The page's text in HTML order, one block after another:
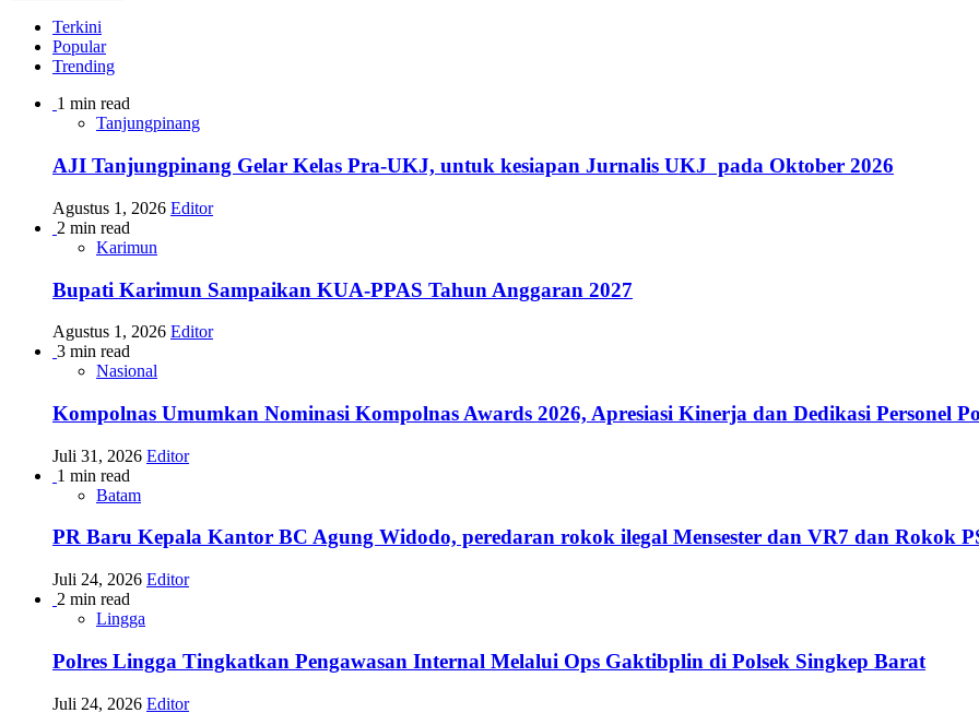
Terkini
Popular
Trending
1 min read
Tanjungpinang
AJI Tanjungpinang Gelar Kelas Pra-UKJ, untuk kesiapan Jurnalis UKJ pada Oktober 2026
Agustus 1, 2026 Editor
2 min read
Karimun
Bupati Karimun Sampaikan KUA-PPAS Tahun Anggaran 2027
Agustus 1, 2026 Editor
3 min read
Nasional
Kompolnas Umumkan Nominasi Kompolnas Awards 2026, Apresiasi Kinerja dan Dedikasi Personel
Juli 31, 2026 Editor
1 min read
Batam
PR Baru Kepala Kantor BC Agung Widodo, peredaran rokok ilegal Mensester dan VR7 dan Rokok
Juli 24, 2026 Editor
2 min read
Lingga
Polres Lingga Tingkatkan Pengawasan Internal Melalui Ops Gaktibplin di Polsek Singkep Barat
Juli 24, 2026 Editor